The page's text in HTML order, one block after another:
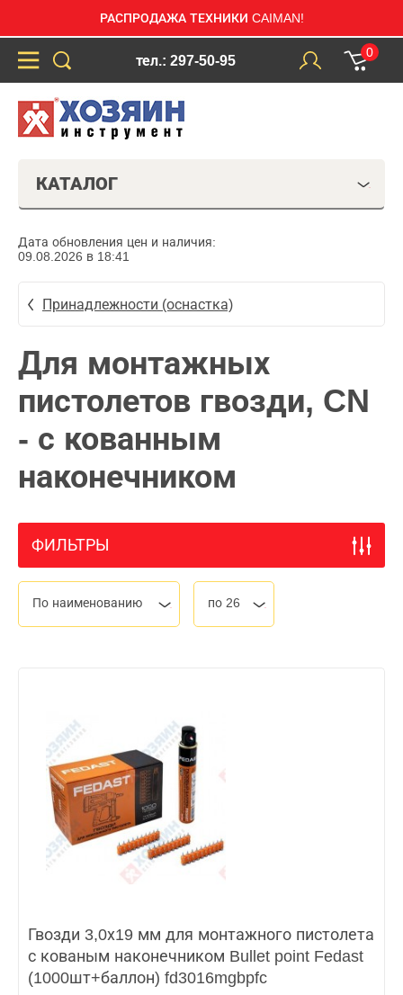
РАСПРОДАЖА ТЕХНИКИ CAIMAN!
тел.: 297-50-95
0
КАТАЛОГ
Дата обновления цен и наличия:
09.08.2026 в 18:41
Принадлежности (оснастка)
Для монтажных
пистолетов гвозди, CN
- с кованным
наконечником
ФИЛЬТРЫ
По наименованию по 26
Гвозди 3,0х19 мм для монтажного пистолета
с кованым наконечником Bullet point Fedast
(1000шт+баллон) fd3016mgbpfc